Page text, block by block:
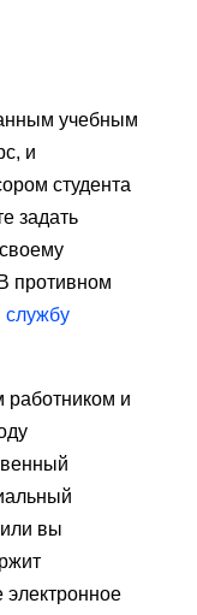
учебным
и
студента
задать
противном
службу
работником и
вы
электронное